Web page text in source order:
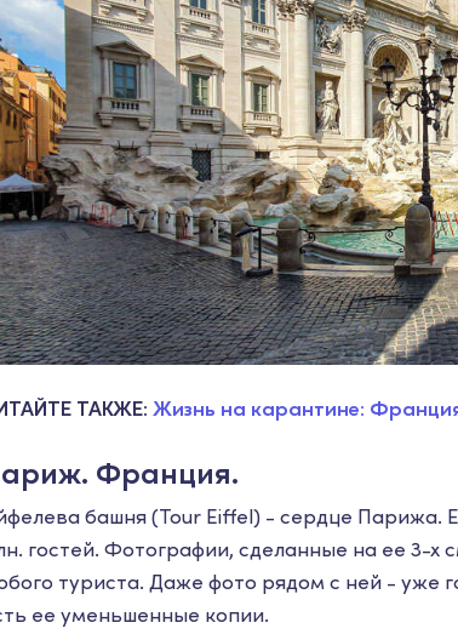
ТАКЖЕ:Жизнь на карантине:
Франция.
башня (Tour Eiffel) - сердце Парижа.
гостей. Фотографии, сделанные на ее 3-
туриста. Даже фото рядом с ней - уже
ее уменьшенные копии.